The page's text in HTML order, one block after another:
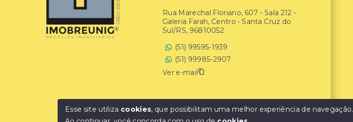
Rua Marechal Floriano, 607 - Sala 212 -
Galeria Farah, Centro - Santa Cruz do
Sul/RS, 96810052
(51) 99595-1939
(51) 99985-2907
Ver e-mail
Esse site utiliza cookies, que possibilitam uma melhor experiência de navegação.